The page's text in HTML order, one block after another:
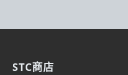
STC商店